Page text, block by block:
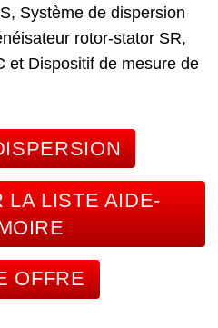
, Système de dispersion
rotor-stator SR,
et Dispositif de mesure de
LA LISTE AIDE-
OFFRE